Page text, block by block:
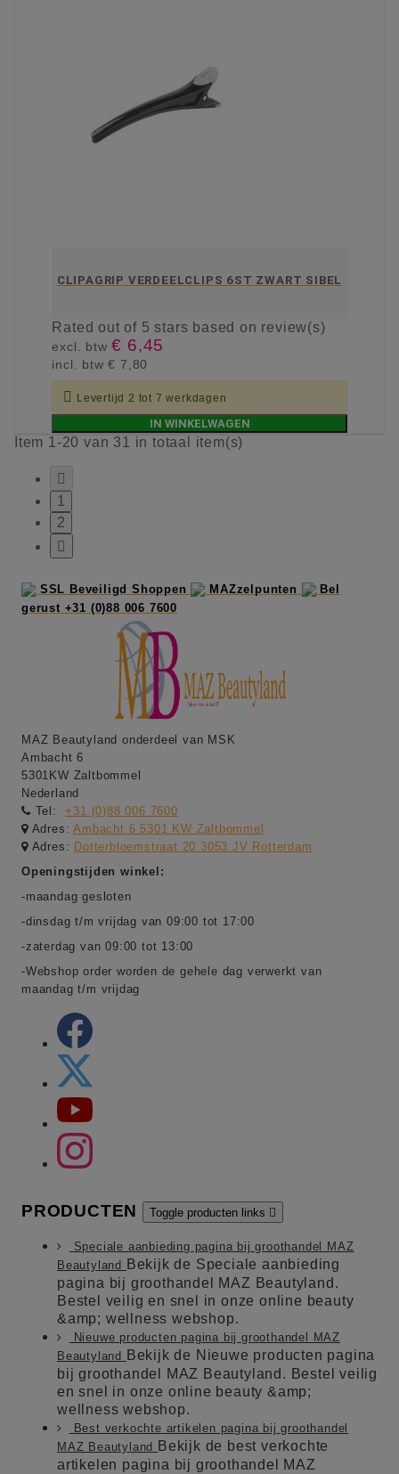
CLIPAGRIP VERDEELCLIPS 6ST ZWART SIBEL
Ratedout of 5 stars based on review(s)
excl. btw€ 6,45
incl. btw€ 7,80
 Levertijd 2 tot 7 werkdagen
IN WINKELWAGEN
Item 1-20 van 31 in totaal item(s)

1
2

SSL Beveiligd Shoppen MAZzelpunten
Bel
gerust +31 (0)88 006 7600
MAZ Beautyland onderdeel van MSK
Ambacht 6
5301KW Zaltbommel
Nederland
Tel:
+31 (0)88 006 7600
Adres:Ambacht 6 5301 KW Zaltbommel
Adres: Dotterbloemstraat 20 3053 JV Rotterdam
Openingstijden winkel:
-maandag gesloten
-dinsdag t/m vrijdag van 09:00 tot 17:00
-zaterdag van 09:00 tot 13:00
-Webshop order worden de gehele dag verwerkt van
maandag t/m vrijdag
PRODUCTEN Toggle producten links 
Speciale aanbieding pagina bij groothandel MAZ
Beautyland
Bekijk de Speciale aanbieding
pagina bij groothandel MAZ Beautyland.
Bestel veilig en snel in onze online beauty
&amp; wellness webshop.
Nieuwe producten pagina bij groothandel MAZ
Beautyland
Bekijk de Nieuwe producten pagina
bij groothandel MAZ Beautyland. Bestel veilig
en snel in onze online beauty &amp;
wellness webshop.
Best verkochte artikelen pagina bij groothandel
MAZ Beautyland
Bekijk de best verkochte
artikelen pagina bij groothandel MAZ